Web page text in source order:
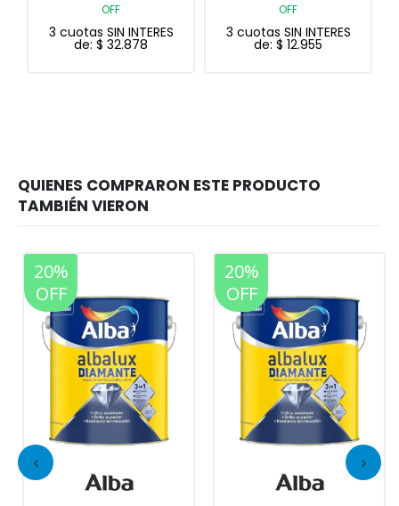
OFF
3 cuotas SIN INTERES
de: $ 32.878
OFF
3 cuotas SIN INTERES
de: $ 12.955
20%
OFF
20%
OFF